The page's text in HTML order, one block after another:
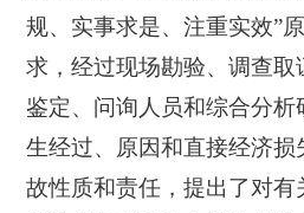
规、实事求是、注重实效”
求，经过现场勘验、调查
鉴定、问询人员和综合分
生经过、原因和直接经济
故性质和责任，提出了对有